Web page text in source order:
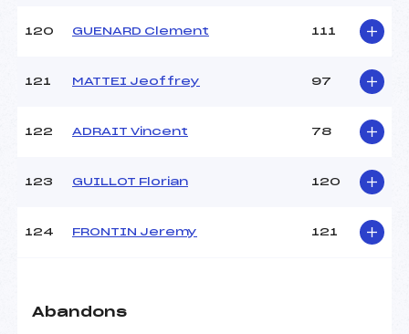
120 GUENARD Clement 111
121 MATTEI Jeoffrey 97
122 ADRAIT Vincent 78
123 GUILLOT Florian 120
124 FRONTIN Jeremy 121
Abandons